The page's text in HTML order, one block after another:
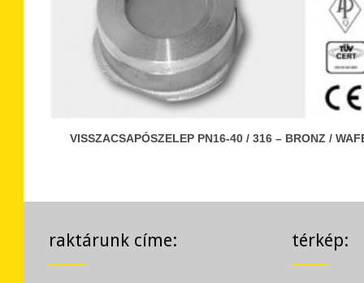
VISSZACSAPÓSZELEP PN16-40 / 316 – BRONZ /
raktárunk címe: térkép: